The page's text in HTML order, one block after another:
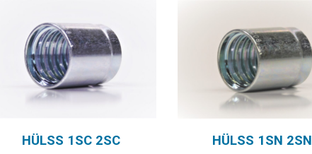
HÜLSS 1SC 2SC HÜLSS 1SN 2SN